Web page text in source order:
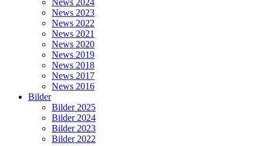
News 2024
News 2023
News 2022
News 2021
News 2020
News 2019
News 2018
News 2017
News 2016
Bilder
Bilder 2025
Bilder 2024
Bilder 2023
Bilder 2022